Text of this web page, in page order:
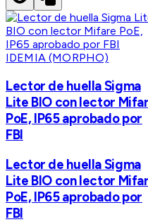
IDEMIA (MORPHO)
Lector de huella Sigma
Lite BIO con lector
PoE, IP65 aprobado por
FBI
Lector de huella Sigma
Lite BIO con lector
PoE, IP65 aprobado por
FBI